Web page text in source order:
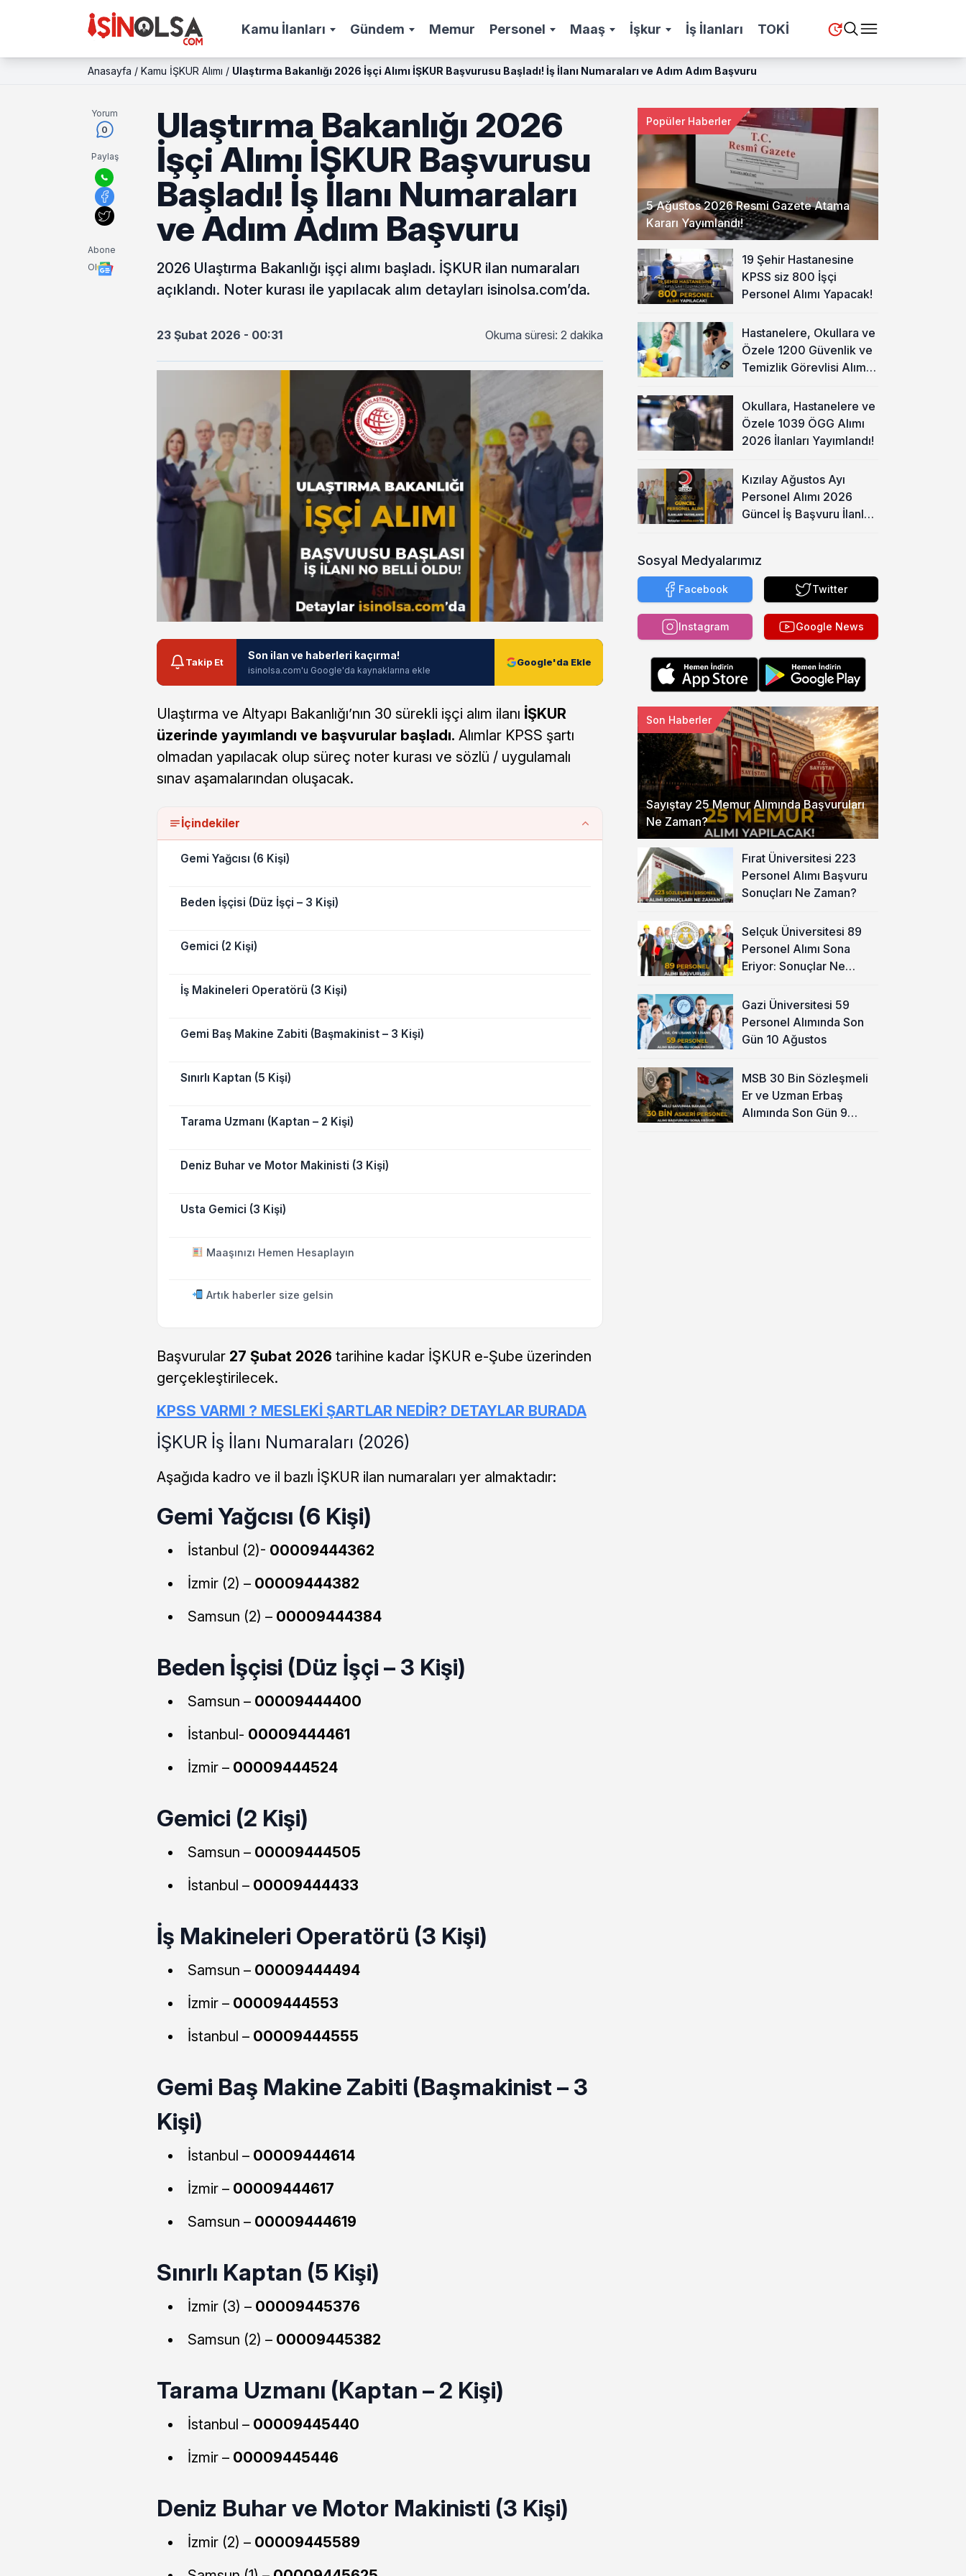
Kamu İlanları Gündem Memur Personel Maaş İşkur İş İlanları TOKİ
Anasayfa / Kamu İŞKUR Alımı / Ulaştırma Bakanlığı 2026 İşçi Alımı İŞKUR Başvurusu Başladı! İş İlanı Numaraları ve Adım Adım Başvuru
Yorum
0
Paylaş
Abone
Ol
Ulaştırma Bakanlığı 2026
İşçi Alımı İŞKUR Başvurusu
Başladı! İş İlanı Numaraları
ve Adım Adım Başvuru
2026 Ulaştırma Bakanlığı işçi alımı başladı. İŞKUR ilan numaraları
açıklandı. Noter kurası ile yapılacak alım detayları isinolsa.com’da.
23 Şubat 2026 - 00:31 Okuma süresi: 2 dakika
Takip Et
Son ilan ve haberleri kaçırma!
isinolsa.com'u Google'da kaynaklarına ekle
Google'da Ekle
Ulaştırma ve Altyapı Bakanlığı’nın 30 sürekli işçi alım ilanı İŞKUR
üzerinde yayımlandı ve başvurular başladı. Alımlar KPSS şartı
olmadan yapılacak olup süreç noter kurası ve sözlü / uygulamalı
sınav aşamalarından oluşacak.
İçindekiler
Gemi Yağcısı (6 Kişi)
Beden İşçisi (Düz İşçi – 3 Kişi)
Gemici (2 Kişi)
İş Makineleri Operatörü (3 Kişi)
Gemi Baş Makine Zabiti (Başmakinist – 3 Kişi)
Sınırlı Kaptan (5 Kişi)
Tarama Uzmanı (Kaptan – 2 Kişi)
Deniz Buhar ve Motor Makinisti (3 Kişi)
Usta Gemici (3 Kişi)
Maaşınızı Hemen Hesaplayın
Artık haberler size gelsin
Başvurular 27 Şubat 2026 tarihine kadar İŞKUR e-Şube üzerinden
gerçekleştirilecek.
KPSS VARMI ? MESLEKİ ŞARTLAR NEDİR? DETAYLAR BURADA
İŞKUR İş İlanı Numaraları (2026)
Aşağıda kadro ve il bazlı İŞKUR ilan numaraları yer almaktadır:
Gemi Yağcısı (6 Kişi)
İstanbul (2)- 00009444362
İzmir (2) – 00009444382
Samsun (2) – 00009444384
Beden İşçisi (Düz İşçi – 3 Kişi)
Samsun – 00009444400
İstanbul- 00009444461
İzmir – 00009444524
Gemici (2 Kişi)
Samsun – 00009444505
İstanbul – 00009444433
İş Makineleri Operatörü (3 Kişi)
Samsun – 00009444494
İzmir – 00009444553
İstanbul – 00009444555
Gemi Baş Makine Zabiti (Başmakinist – 3
Kişi)
İstanbul – 00009444614
İzmir – 00009444617
Samsun – 00009444619
Sınırlı Kaptan (5 Kişi)
İzmir (3) – 00009445376
Samsun (2) – 00009445382
Tarama Uzmanı (Kaptan – 2 Kişi)
İstanbul – 00009445440
İzmir – 00009445446
Deniz Buhar ve Motor Makinisti (3 Kişi)
İzmir (2) – 00009445589
5 Ağustos 2026 Resmi Gazete Atama
Kararı Yayımlandı!
Popüler Haberler
19 Şehir Hastanesine
KPSS siz 800 İşçi
Personel Alımı Yapacak!
Hastanelere, Okullara ve
Özele 1200 Güvenlik ve
Temizlik Görevlisi Alımı
Okullara, Hastanelere ve
Özele 1039 ÖGG Alımı
2026 İlanları Yayımlandı!
Kızılay Ağustos Ayı
Personel Alımı 2026
Güncel İş Başvuru İlanları
Sosyal Medyalarımız
Facebook Twitter
Instagram Google News
Sayıştay 25 Memur Alımında Başvuruları
Ne Zaman?
Son Haberler
Fırat Üniversitesi 223
Personel Alımı Başvuru
Sonuçları Ne Zaman?
Selçuk Üniversitesi 89
Personel Alımı Sona
Eriyor: Sonuçlar Ne
Gazi Üniversitesi 59
Personel Alımında Son
Gün 10 Ağustos
MSB 30 Bin Sözleşmeli
Er ve Uzman Erbaş
Alımında Son Gün 9